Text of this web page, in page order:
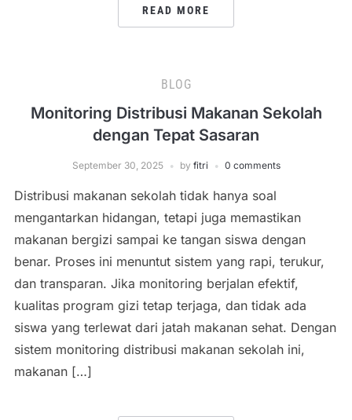
READ MORE
BLOG
Monitoring Distribusi Makanan Sekolah
dengan Tepat Sasaran
September 30, 2025 by fitri 0 comments
Distribusi makanan sekolah tidak hanya soal
mengantarkan hidangan, tetapi juga memastikan
makanan bergizi sampai ke tangan siswa dengan
benar. Proses ini menuntut sistem yang rapi, terukur,
dan transparan. Jika monitoring berjalan efektif,
kualitas program gizi tetap terjaga, dan tidak ada
siswa yang terlewat dari jatah makanan sehat. Dengan
sistem monitoring distribusi makanan sekolah ini,
makanan […]